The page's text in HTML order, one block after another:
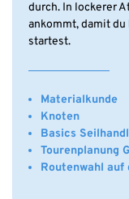
durch. In lockerer
ankommt, damit
startest.
Materialkunde
Knoten
Basics
Tourenplanung
Routenwahl auf